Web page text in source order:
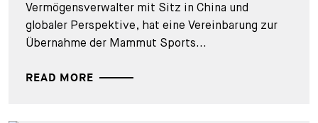
Vermögensverwalter mit Sitz in China und
globaler Perspektive, hat eine Vereinbarung zur
Übernahme der Mammut Sports...
READ MORE